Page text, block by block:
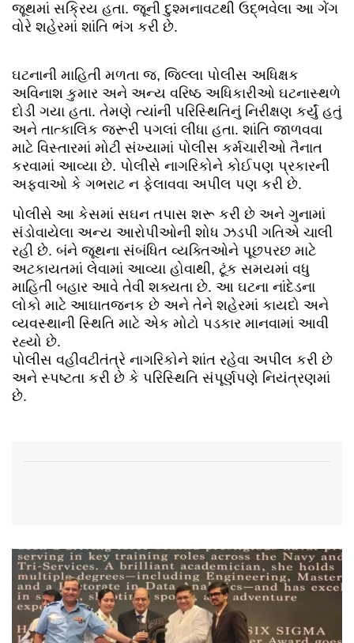
જૂથમાં સક્રિય હતા. જૂની દુશ્મનાવટથી ઉદ્ભવેલા આ ગેંગ
વોરે શહેરમાં શાંતિ ભંગ કરી છે.
ઘટનાની માહિતી મળતા જ, જિલ્લા પોલીસ અધિક્ષક
અવિનાશ કુમાર અને અન્ય વરિષ્ઠ અધિકારીઓ ઘટનાસ્થળે
દોડી ગયા હતા. તેમણે ત્યાંની પરિસ્થિતિનું નિરીક્ષણ કર્યું હતું
અને તાત્કાલિક જરૂરી પગલાં લીધા હતા. શાંતિ જાળવવા
માટે વિસ્તારમાં મોટી સંખ્યામાં પોલીસ કર્મચારીઓ તૈનાત
કરવામાં આવ્યા છે. પોલીસે નાગરિકોને કોઈપણ પ્રકારની
અફવાઓ કે ગભરાટ ન ફેલાવવા અપીલ પણ કરી છે.
પોલીસે આ કેસમાં સઘન તપાસ શરૂ કરી છે અને ગુનામાં
સંડોવાયેલા અન્ય આરોપીઓની શોધ ઝડપી ગતિએ ચાલી
રહી છે. બંને જૂથના સંબંધિત વ્યક્તિઓને પૂછપરછ માટે
અટકાયતમાં લેવામાં આવ્યા હોવાથી, ટૂંક સમયમાં વધુ
માહિતી બહાર આવે તેવી શક્યતા છે. આ ઘટના નાંદેડના
લોકો માટે આઘાતજનક છે અને તેને શહેરમાં કાયદો અને
વ્યવસ્થાની સ્થિતિ માટે એક મોટો પડકાર માનવામાં આવી
રહ્યો છે.
પોલીસ વહીવટીતંત્રે નાગરિકોને શાંત રહેવા અપીલ કરી છે
અને સ્પષ્ટતા કરી છે કે પરિસ્થિતિ સંપૂર્ણપણે નિયંત્રણમાં
છે.